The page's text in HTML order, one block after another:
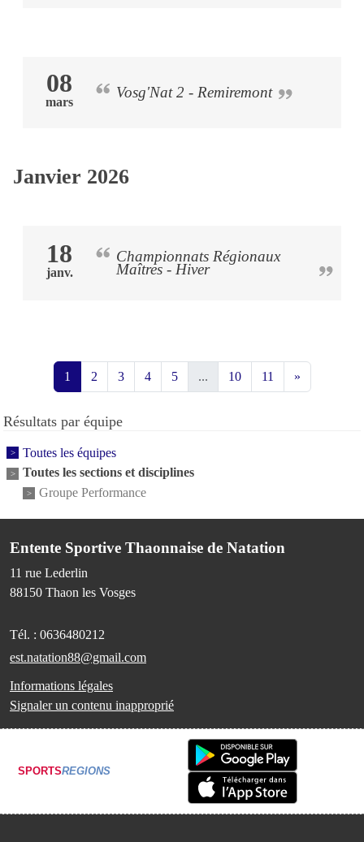
08
mars
Vosg'Nat 2 - Remiremont
Janvier 2026
18
janv.
Championnats Régionaux
Maîtres - Hiver
1 2 3 4 5 ... 10 11 »
Résultats par équipe
Toutes les équipes
Toutes les sections et disciplines
Groupe Performance
Entente Sportive Thaonnaise de Natation
11 rue Lederlin
88150 Thaon les Vosges
Tél. : 0636480212
est.natation88@gmail.com
Informations légales
Signaler un contenu inapproprié
SPORTSREGIONS